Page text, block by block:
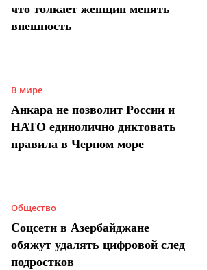
что толкает женщин менять
внешность
В мире
Анкара не позволит России и
НАТО единолично диктовать
правила в Черном море
Общество
Соцсети в Азербайджане
обяжут удалять цифровой след
подростков